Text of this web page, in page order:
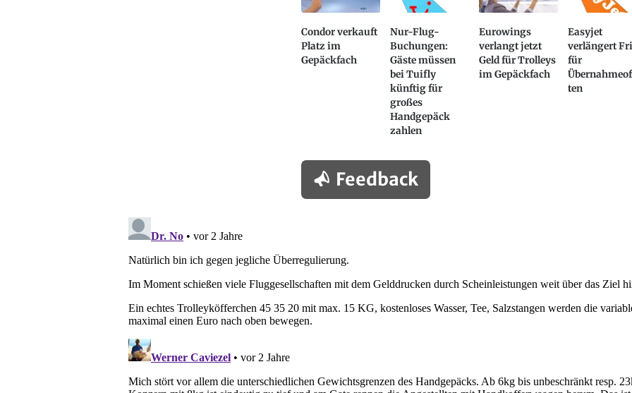
Condor verkauft
Platz im
Gepäckfach
Nur-Flug-
Buchungen:
Gäste müssen
bei Tuifly
künftig für
großes
Handgepäck
zahlen
Eurowings
verlangt jetzt
Geld für Trolleys
im Gepäckfach
Easyjet
verlängert
für
ten
Feedback